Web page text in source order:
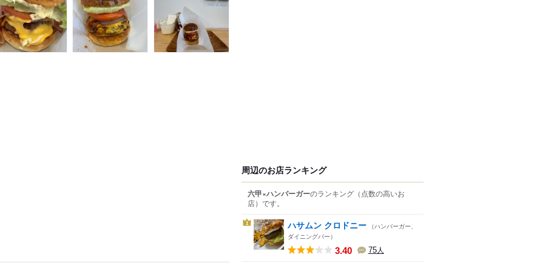
周辺のお店ランキング
六甲×ハンバーガーのランキング （点数の高いお
店） です。
1 ハサムン クロドニー （ハンバーガー、
ダイニングバー）
3.40 75人